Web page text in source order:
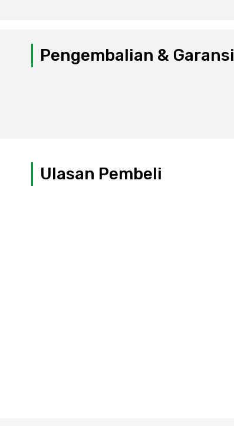
Pengembalian & Garansi
Ulasan Pembeli